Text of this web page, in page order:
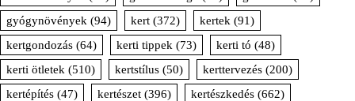
gyógynövények (94) kert (372) kertek (91)
kertgondozás (64) kerti tippek (73) kerti tó (48)
kerti ötletek (510) kertstílus (50) kerttervezés (200)
kertépítés (47) kertészet (396) kertészkedés (662)